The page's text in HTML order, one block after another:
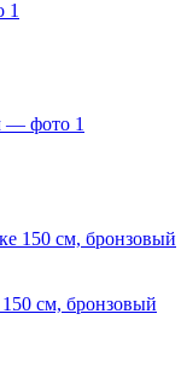
см, бронзовый